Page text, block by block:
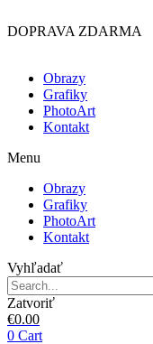
na
DOPRAVA ZDARMA
Obrazy
Grafiky
PhotoArt
Kontakt
Menu
Obrazy
Grafiky
PhotoArt
Kontakt
Vyhľadať
Zatvoriť
€0.00
0 Cart